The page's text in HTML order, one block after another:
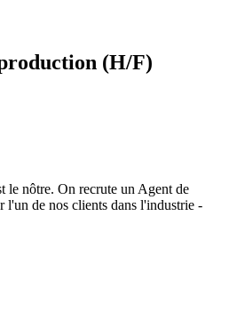
(H/F)
le nôtre. On recrute un Agent de
l'un de nos clients dans l'industrie -